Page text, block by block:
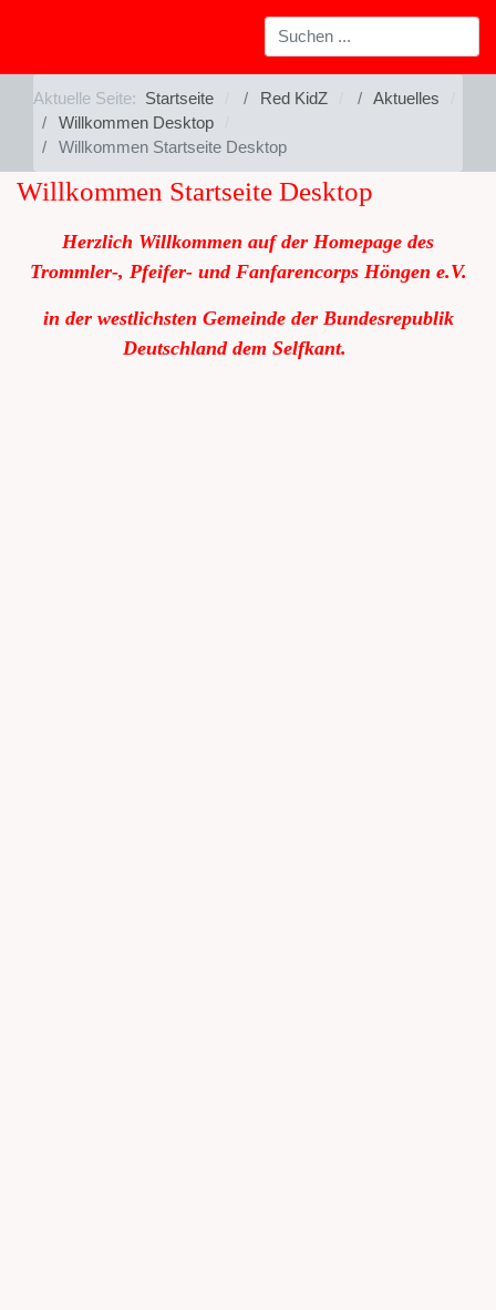
Aktuelle Seite: Startseite Red KidZ
Aktuelles
Willkommen Desktop
Willkommen Startseite Desktop
Willkommen Startseite Desktop
Herzlich Willkommen auf der Homepage des
Trommler-, Pfeifer- und Fanfarencorps Höngen e.V.
in der westlichsten Gemeinde der Bundesrepublik
Deutschland dem Selfkant.